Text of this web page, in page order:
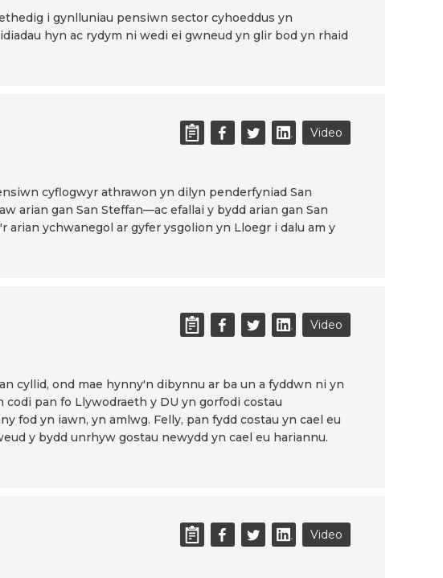
i gynlluniau pensiwn sector cyhoeddus yn
hyn ac rydym ni wedi ei gwneud yn glir bod yn rhaid
Video
cyflogwyr athrawon yn dilyn penderfyniad San
arian gan San Steffan—ac efallai y bydd arian gan San
ychwanegol ar gyfer ysgolion yn Lloegr i dalu am y
Video
cyllid, ond mae hynny'n dibynnu ar ba un a fyddwn ni yn
pan fo Llywodraeth y DU yn gorfodi costau
fod yn iawn, yn amlwg. Felly, pan fydd costau yn cael eu
y bydd unrhyw gostau newydd yn cael eu hariannu.
Video